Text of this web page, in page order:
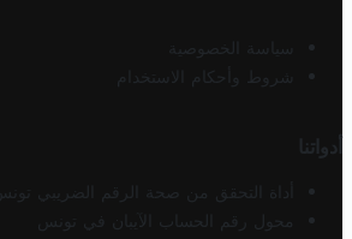
سياسة الخصوصية
شروط وأحكام الاستخدام
أدواتنا
أداة التحقق من صحة الرقم الضريبي تونس
محول رقم الحساب الآيبان في تونس